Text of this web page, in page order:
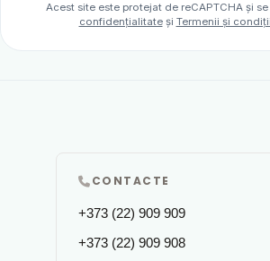
Acest site este protejat de reCAPTCHA și
confidențialitateși Termenii și
CONTACTE
+373 (22) 909 909
+373 (22) 909 908